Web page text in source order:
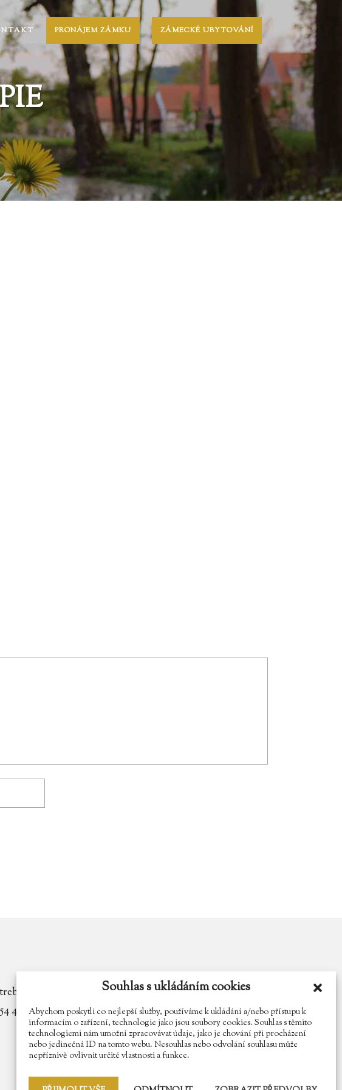
Souhlas s ukládáním cookies
Abychom poskytli co nejlepší služby, používáme k ukládání a/nebo přístupu k
informacím o zařízení, technologie jako jsou soubory cookies. Souhlas s těmito
technologiemi nám umožní zpracovávat údaje, jako je chování při procházení
nebo jedinečná ID na tomto webu. Nesouhlas nebo odvolání souhlasu může
nepříznivě ovlivnit určité vlastnosti a funkce.
PRONÁJEM ZÁMKU ZÁMECKÉ UBYTOVÁNÍ
467
Najdete nás na Facebooku
Sledujte náš Instagram